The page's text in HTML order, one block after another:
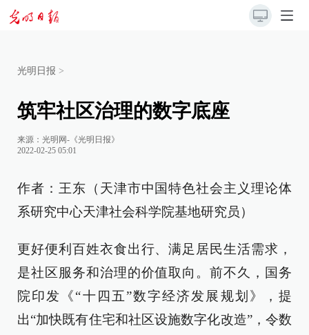
光明日报 >
筑牢社区治理的数字底座
来源： 光明网-《光明日报》
2022-02-25 05:01
作者：王东（天津市中国特色社会主义理论体
系研究中心天津社会科学院基地研究员）
更好便利百姓衣食出行、满足居民生活需求，
是社区服务和治理的价值取向。前不久，国务
院印发《“十四五”数字经济发展规划》，提
出“加快既有住宅和社区设施数字化改造”，令数